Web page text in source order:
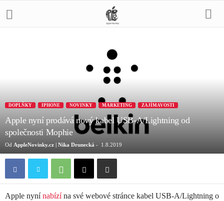
DOPLŇKY IPHONE NOVINKY MARKETING ZAJÍMAVOSTI
Apple nyní prodává nový kabel USB-A/Lightning od
společnosti Mophie
Od AppleNovinky.cz | Nika Drunecká - 1.8.2019
Apple nyní nabízí na své webové stránce kabel USB-A/Lightning o